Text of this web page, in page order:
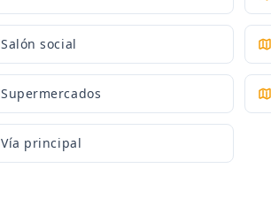
Salón social
Supermercados
Vía principal